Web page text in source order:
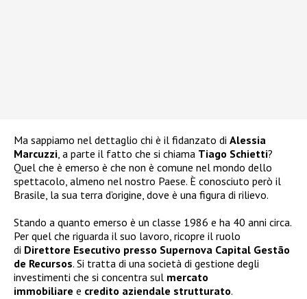
Ma sappiamo nel dettaglio chi è il fidanzato di Alessia
Marcuzzi, a parte il fatto che si chiama Tiago Schietti?
Quel che è emerso è che non è comune nel mondo dello
spettacolo, almeno nel nostro Paese. È conosciuto però il
Brasile, la sua terra d’origine, dove è una figura di rilievo.
Stando a quanto emerso è un classe 1986 e ha 40 anni circa.
Per quel che riguarda il suo lavoro, ricopre il ruolo
di Direttore Esecutivo presso Supernova Capital Gestão
de Recursos. Si tratta di una società di gestione degli
investimenti che si concentra sul mercato
immobiliare e credito aziendale strutturato.